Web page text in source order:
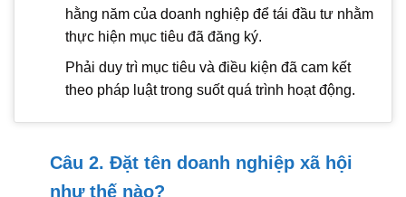
hằng năm của doanh nghiệp để tái đầu tư nhằm
thực hiện mục tiêu đã đăng ký.
Phải duy trì mục tiêu và điều kiện đã cam kết
theo pháp luật trong suốt quá trình hoạt động.
Câu 2. Đặt tên doanh nghiệp xã hội
như thế nào?